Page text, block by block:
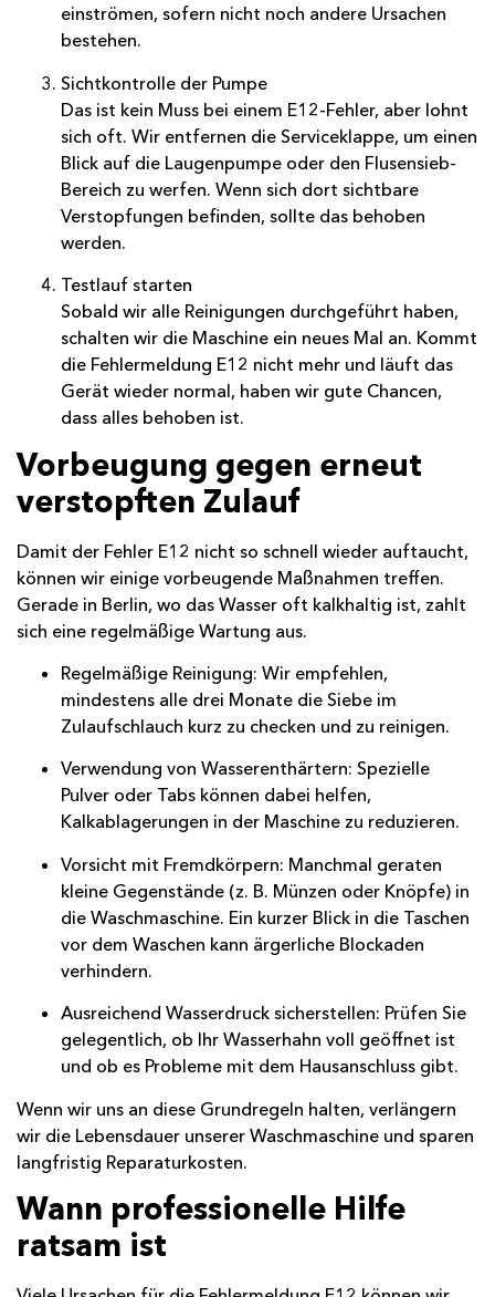
einströmen, sofern nicht noch andere Ursachen
bestehen.
Sichtkontrolle der Pumpe
Das ist kein Muss bei einem E12-Fehler, aber lohnt
sich oft. Wir entfernen die Serviceklappe, um einen
Blick auf die Laugenpumpe oder den Flusensieb-
Bereich zu werfen. Wenn sich dort sichtbare
Verstopfungen befinden, sollte das behoben
werden.
Testlauf starten
Sobald wir alle Reinigungen durchgeführt haben,
schalten wir die Maschine ein neues Mal an. Kommt
die Fehlermeldung E12 nicht mehr und läuft das
Gerät wieder normal, haben wir gute Chancen,
dass alles behoben ist.
Vorbeugung gegen erneut
verstopften Zulauf
Damit der Fehler E12 nicht so schnell wieder auftaucht,
können wir einige vorbeugende Maßnahmen treffen.
Gerade in Berlin, wo das Wasser oft kalkhaltig ist, zahlt
sich eine regelmäßige Wartung aus.
Regelmäßige Reinigung: Wir empfehlen,
mindestens alle drei Monate die Siebe im
Zulaufschlauch kurz zu checken und zu reinigen.
Verwendung von Wasserenthärtern: Spezielle
Pulver oder Tabs können dabei helfen,
Kalkablagerungen in der Maschine zu reduzieren.
Vorsicht mit Fremdkörpern: Manchmal geraten
kleine Gegenstände (z. B. Münzen oder Knöpfe) in
die Waschmaschine. Ein kurzer Blick in die Taschen
vor dem Waschen kann ärgerliche Blockaden
verhindern.
Ausreichend Wasserdruck sicherstellen: Prüfen Sie
gelegentlich, ob Ihr Wasserhahn voll geöffnet ist
und ob es Probleme mit dem Hausanschluss gibt.
Wenn wir uns an diese Grundregeln halten, verlängern
wir die Lebensdauer unserer Waschmaschine und sparen
langfristig Reparaturkosten.
Wann professionelle Hilfe
ratsam ist